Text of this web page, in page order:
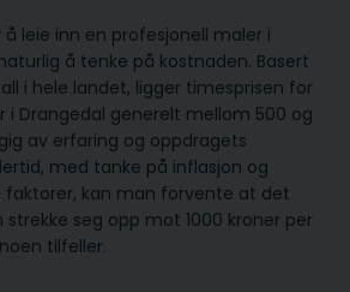
leie inn en profesjonell maler i
å tenke på kostnaden. Basert
i hele landet, ligger timesprisen for
i Drangedal generelt mellom 500 og
av erfaring og oppdragets
med tanke på inflasjon og
faktorer, kan man forvente at det
seg opp mot 1000 kroner per
tilfeller.